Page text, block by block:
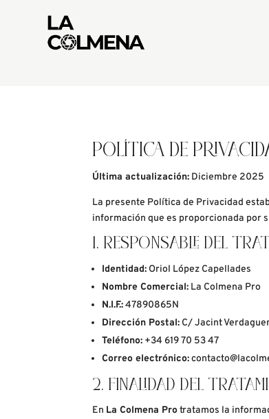
POLÍTICA DE
Última actualización: Diciembre 2025
La presente Política de Privacidad
información que es proporcionada por
1. RESPONSABLE DEL
Identidad: Oriol López Capellades
Nombre Comercial: La Colmena Pro
N.I.F.: 47890865N
Dirección Postal: C/ Jacint
Teléfono: +34 619 70 53 47
Correo electrónico:
2. FINALIDAD DEL
En La Colmena Pro tratamos la